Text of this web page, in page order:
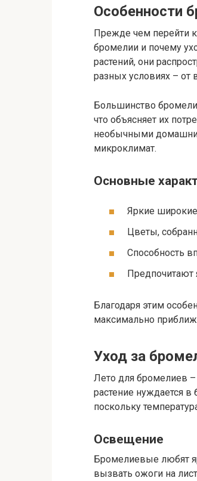
Особенности
Прежде чем перейти к
бромелии и почему
растений, они
разных условиях –
Большинство
что объясняет их
необычными
микроклимат.
Основные
Яркие широкие
Цветы,
Способность
Предпочитают
Благодаря этим
максимально
Уход за
Лето для бромелиев –
растение нуждается
поскольку
Освещение
Бромелиевые любят
вызвать ожоги на